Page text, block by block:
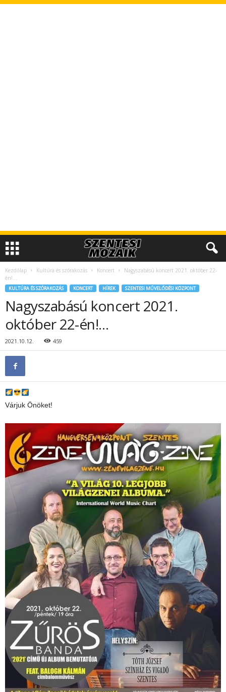
Kezdőlap Kultúra és szórakozás Koncert
Nagyszabású koncert 2021. október 22-
én!…
KULTÚRA ÉS SZÓRAKOZÁS KONCERT HÍREK SZENTESI MŰVELŐDÉSI KÖZPONT
Nagyszabású koncert 2021.
október 22-én!…
2021.10.12. 459
Várjuk Önöket!